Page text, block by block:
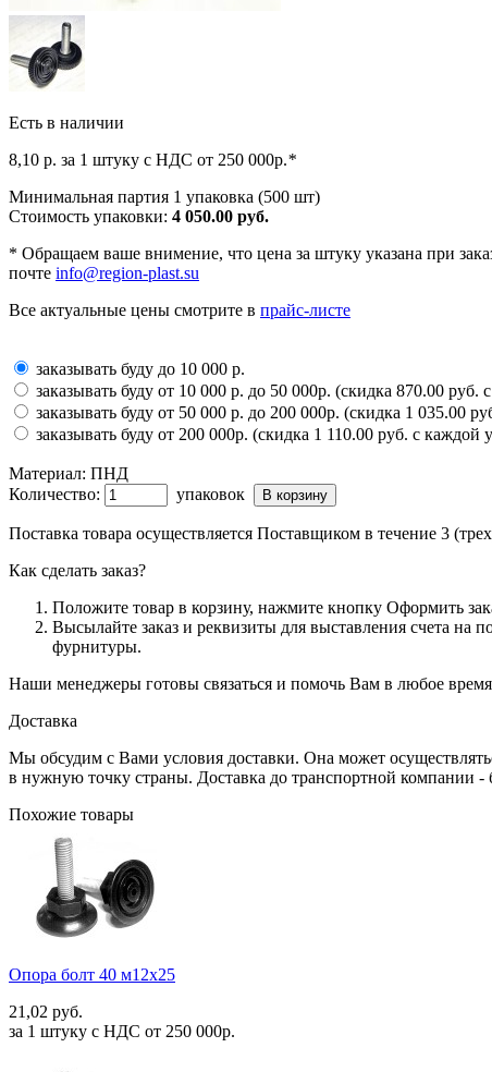
Есть в наличии
8,10 р. за 1 штуку c НДС от 250 000р.*
Минимальная партия 1 упаковка (500 шт)
Стоимость упаковки: 4 050.00 руб.
* Обращаем ваше внимение, что цена за штуку указана при
почте info@region-plast.su
Все актуальные цены смотрите в прайс-листе
заказывать буду до 10 000 р.
заказывать буду от 10 000 р. до 50 000р. (скидка 870.00 руб.
заказывать буду от 50 000 р. до 200 000р. (скидка 1 035.00
заказывать буду от 200 000р. (скидка 1 110.00 руб. с каждой
Материал: ПНД
Количество:
упаковок
Поставка товара осуществляется Поставщиком в течение 3
Как сделать заказ?
Положите товар в корзину, нажмите кнопку Оформить
Высылайте заказ и реквизиты для выставления счета на
фурнитуры.
Наши менеджеры готовы связаться и помочь Вам в любое
Доставка
Мы обсудим с Вами условия доставки. Она может
в нужную точку страны. Доставка до транспортной компании -
Похожие товары
Опора болт 40 м12х25
21,02 руб.
за 1 штуку c НДС от 250 000р.